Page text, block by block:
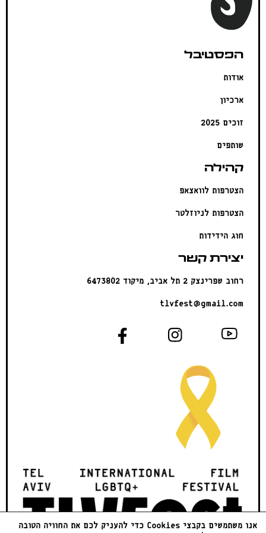
הפסטיבל
אודות
ארכיון
זוכים 2025
שותפים
קהילה
הצטרפות לוואצאפ
הצטרפות לניוזלטר
חוג הידידות
יצירת קשר
רחוב שפרינצק 2 תל אביב, מיקוד 6473802
tlvfest@gmail.com
אנו משתמשים בקבצי Cookies כדי להעניק לכם את החוויה הטובה